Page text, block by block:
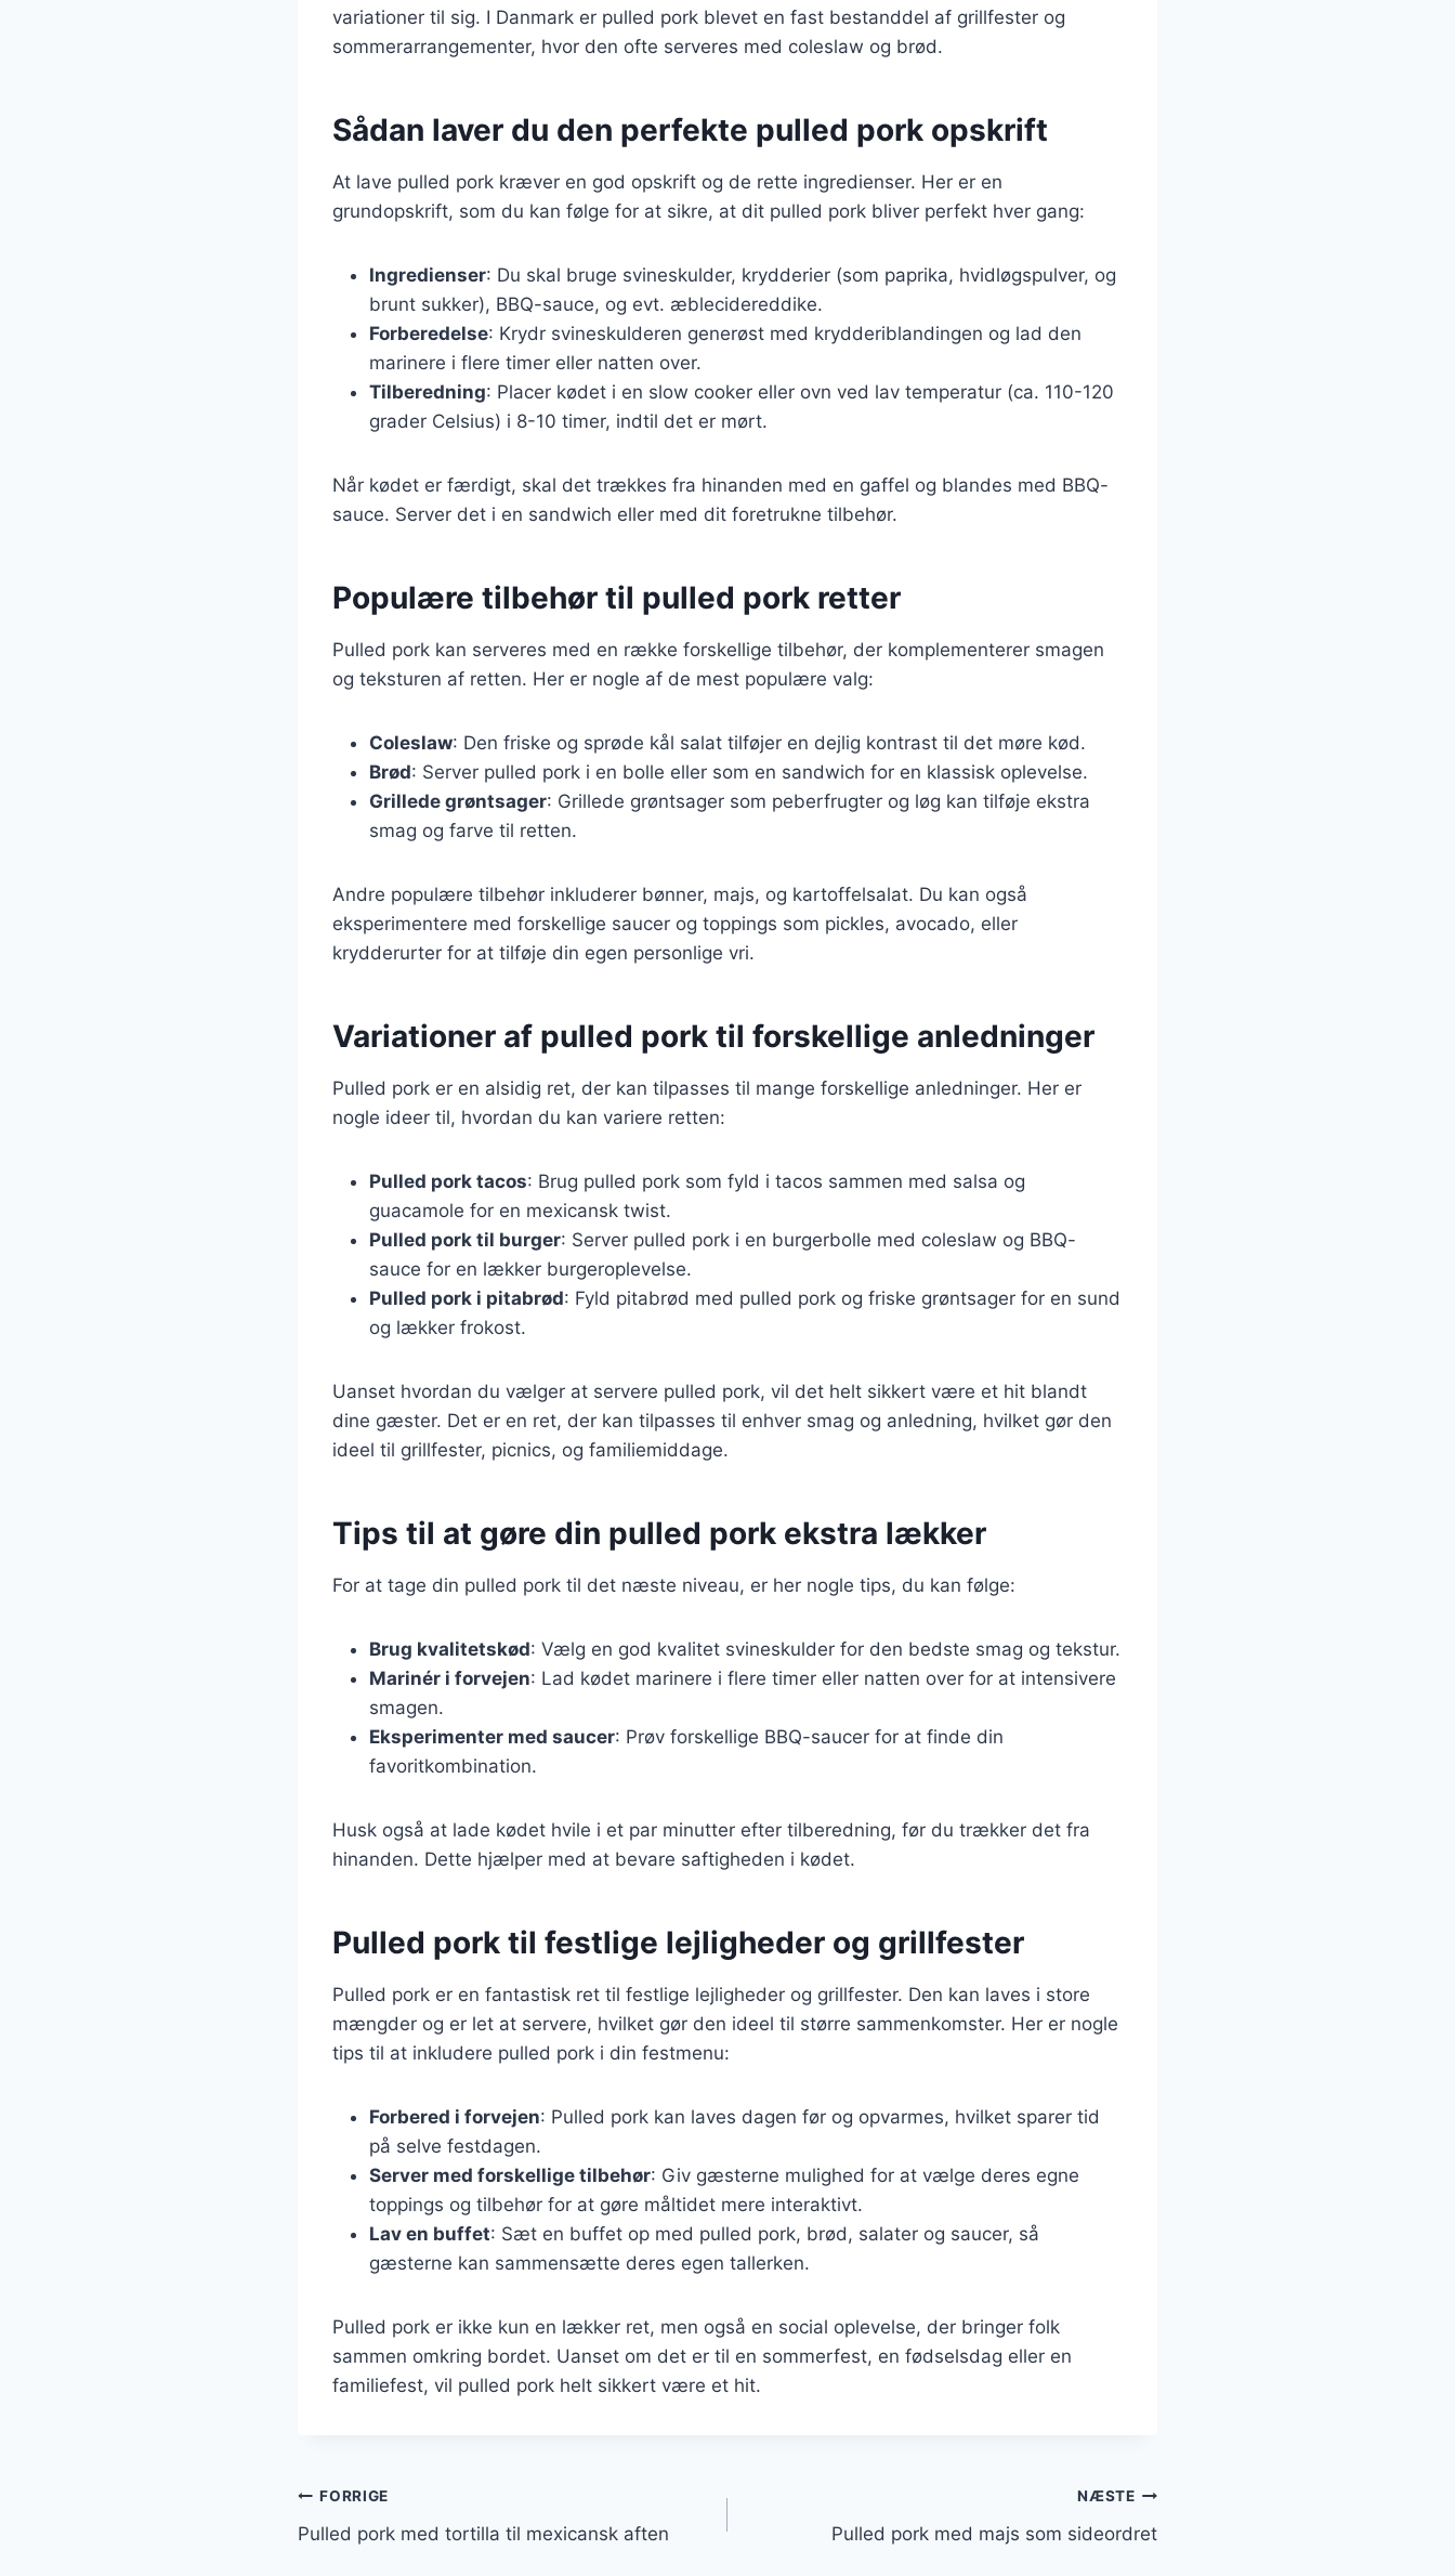
variationer til sig. I Danmark er pulled pork blevet en fast bestanddel af grillfester og
sommerarrangementer, hvor den ofte serveres med coleslaw og brød.
Sådan laver du den perfekte pulled pork opskrift
At lave pulled pork kræver en god opskrift og de rette ingredienser. Her er en
grundopskrift, som du kan følge for at sikre, at dit pulled pork bliver perfekt hver gang:
Ingredienser: Du skal bruge svineskulder, krydderier (som paprika, hvidløgspulver, og
brunt sukker), BBQ-sauce, og evt. æblecidereddike.
Forberedelse: Krydr svineskulderen generøst med krydderiblandingen og lad den
marinere i flere timer eller natten over.
Tilberedning: Placer kødet i en slow cooker eller ovn ved lav temperatur (ca. 110-120
grader Celsius) i 8-10 timer, indtil det er mørt.
Når kødet er færdigt, skal det trækkes fra hinanden med en gaffel og blandes med BBQ-
sauce. Server det i en sandwich eller med dit foretrukne tilbehør.
Populære tilbehør til pulled pork retter
Pulled pork kan serveres med en række forskellige tilbehør, der komplementerer smagen
og teksturen af retten. Her er nogle af de mest populære valg:
Coleslaw: Den friske og sprøde kål salat tilføjer en dejlig kontrast til det møre kød.
Brød: Server pulled pork i en bolle eller som en sandwich for en klassisk oplevelse.
Grillede grøntsager: Grillede grøntsager som peberfrugter og løg kan tilføje ekstra
smag og farve til retten.
Andre populære tilbehør inkluderer bønner, majs, og kartoffelsalat. Du kan også
eksperimentere med forskellige saucer og toppings som pickles, avocado, eller
krydderurter for at tilføje din egen personlige vri.
Variationer af pulled pork til forskellige anledninger
Pulled pork er en alsidig ret, der kan tilpasses til mange forskellige anledninger. Her er
nogle ideer til, hvordan du kan variere retten:
Pulled pork tacos: Brug pulled pork som fyld i tacos sammen med salsa og
guacamole for en mexicansk twist.
Pulled pork til burger: Server pulled pork i en burgerbolle med coleslaw og BBQ-
sauce for en lækker burgeroplevelse.
Pulled pork i pitabrød: Fyld pitabrød med pulled pork og friske grøntsager for en sund
og lækker frokost.
Uanset hvordan du vælger at servere pulled pork, vil det helt sikkert være et hit blandt
dine gæster. Det er en ret, der kan tilpasses til enhver smag og anledning, hvilket gør den
ideel til grillfester, picnics, og familiemiddage.
Tips til at gøre din pulled pork ekstra lækker
For at tage din pulled pork til det næste niveau, er her nogle tips, du kan følge:
Brug kvalitetskød: Vælg en god kvalitet svineskulder for den bedste smag og tekstur.
Marinér i forvejen: Lad kødet marinere i flere timer eller natten over for at intensivere
smagen.
Eksperimenter med saucer: Prøv forskellige BBQ-saucer for at finde din
favoritkombination.
Husk også at lade kødet hvile i et par minutter efter tilberedning, før du trækker det fra
hinanden. Dette hjælper med at bevare saftigheden i kødet.
Pulled pork til festlige lejligheder og grillfester
Pulled pork er en fantastisk ret til festlige lejligheder og grillfester. Den kan laves i store
mængder og er let at servere, hvilket gør den ideel til større sammenkomster. Her er nogle
tips til at inkludere pulled pork i din festmenu:
Forbered i forvejen: Pulled pork kan laves dagen før og opvarmes, hvilket sparer tid
på selve festdagen.
Server med forskellige tilbehør: Giv gæsterne mulighed for at vælge deres egne
toppings og tilbehør for at gøre måltidet mere interaktivt.
Lav en buffet: Sæt en buffet op med pulled pork, brød, salater og saucer, så
gæsterne kan sammensætte deres egen tallerken.
Pulled pork er ikke kun en lækker ret, men også en social oplevelse, der bringer folk
sammen omkring bordet. Uanset om det er til en sommerfest, en fødselsdag eller en
familiefest, vil pulled pork helt sikkert være et hit.
Indlægsnavigation
FORRIGE
Pulled pork med tortilla til mexicansk aften
NÆSTE
Pulled pork med majs som sideordret